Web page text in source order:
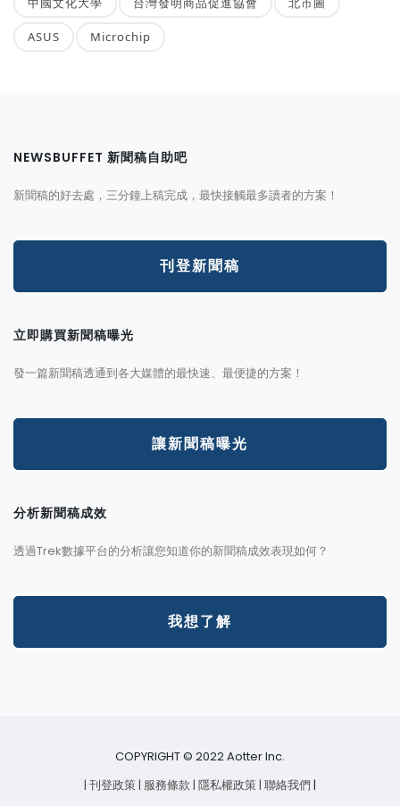
ASUS Microchip
NEWSBUFFET 新聞稿自助吧
新聞稿的好去處，三分鐘上稿完成，最快接觸最多讀者的方案！
刊登新聞稿
立即購買新聞稿曝光
發一篇新聞稿透通到各大媒體的最快速、最便捷的方案！
讓新聞稿曝光
分析新聞稿成效
透過Trek數據平台的分析讓您知道你的新聞稿成效表現如何？
我想了解
COPYRIGHT © 2022 Aotter Inc.
| 刊登政策| 服務條款| 隱私權政策| 聯絡我們 |